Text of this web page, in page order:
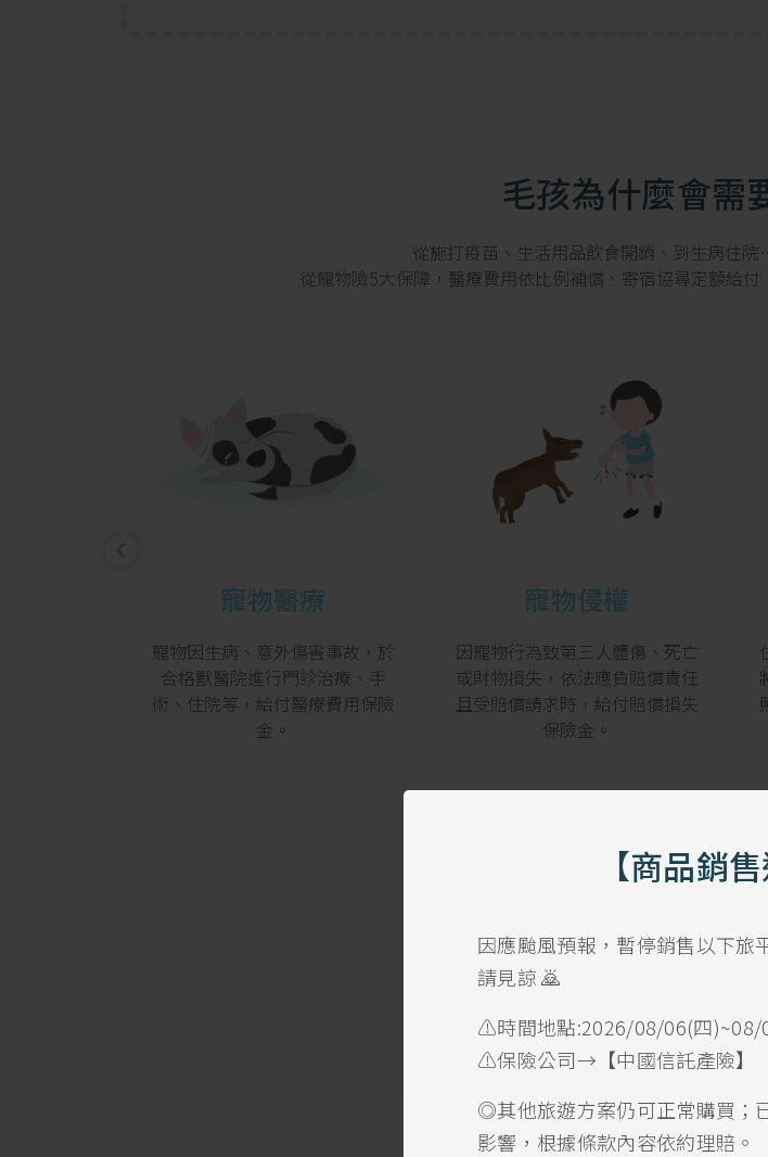
【商品銷售
因應颱風預報，暫停銷售以下旅
請見諒 🙇
⚠️時間地點:2026/08/06(四)~08/
⚠️保險公司→【中國信託產險】
◎其他旅遊方案仍可正常購買；
影響，根據條款內容依約理賠。
毛孩為什麼會需
從施打疫苗、生活用品飲食開銷、到生病住
從寵物險5大保障，醫療費用依比例補償、寄宿協尋定額給付
寵物醫療
寵物因生病、意外傷害事故，於
合格獸醫院進行門診治療、手
術、住院等，給付醫療費用保險
金。
寵物侵權
因寵物行為致第三人體傷、死亡
或財物損失，依法應負賠償責任
且受賠償請求時，給付賠償損失
保險金。
理賠申請
如需申請理賠，請直
諮詢專線 0800-055-970 #1 (